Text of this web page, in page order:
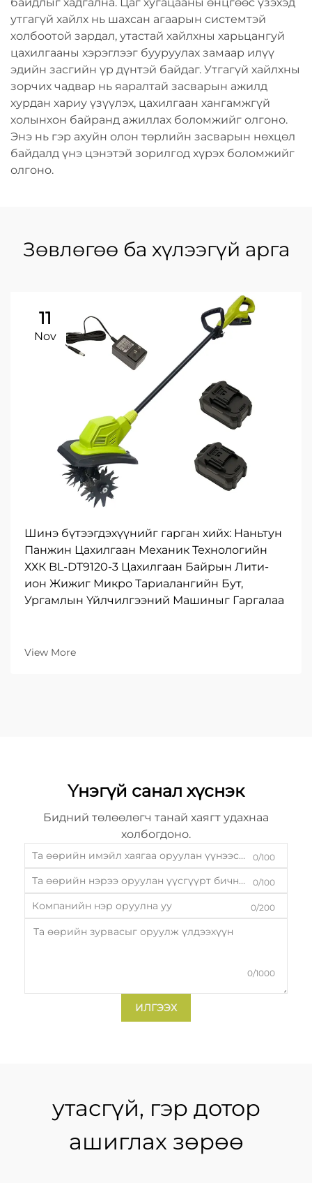
утгагүй хайлх нь шахсан агаарын системтэй
холбоотой зардал, утастай хайлхны харьцангуй
цахилгааны хэрэглээг бууруулах замаар илүү
эдийн засгийн үр дүнтэй байдаг. Утгагүй хайлхны
зорчих чадвар нь яаралтай засварын ажилд
хурдан хариу үзүүлэх, цахилгаан хангамжгүй
холынхон байранд ажиллах боломжийг олгоно.
Энэ нь гэр ахуйн олон төрлийн засварын нөхцөл
байдалд үнэ цэнэтэй зорилгод хүрэх боломжийг
олгоно.
Зөвлөгөө ба хүлээгүй арга
11
Nov
Шинэ бүтээгдэхүүнийг гарган хийх: Наньтун
Панжин Цахилгаан Механик Технологийн
ХХК BL-DT9120-3 Цахилгаан Байрын Лити-
ион Жижиг Микро Тариалангийн Бут,
Ургамлын Үйлчилгээний Машиныг Гаргалаа
View More
Үнэгүй санал хүснэк
Бидний төлөөлөгч танай хаягт удахнаа
холбогдоно.
0/100
0/100
0/200
0/1000
ИЛГЭЭХ
утасгүй, гэр дотор
ашиглах зөрөө